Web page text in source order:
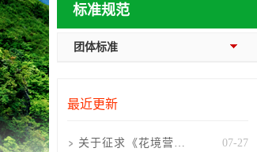
标准规范
团体标准
最近更新
关于征求《花境营造 07-27